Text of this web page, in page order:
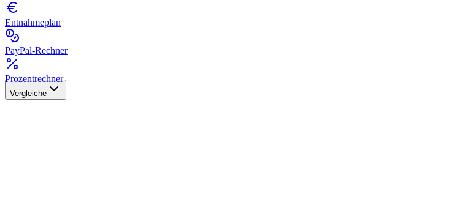
Entnahmeplan
PayPal-Rechner
Prozentrechner
Vergleiche